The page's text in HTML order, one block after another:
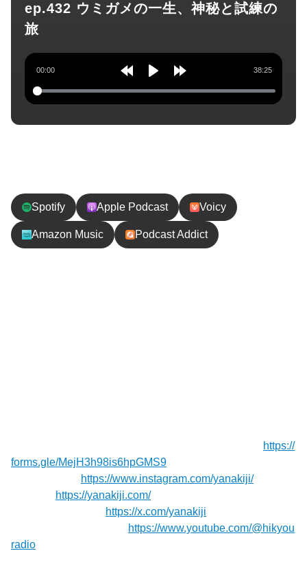
ep.432 ウミガメの一生、神秘と試練の
旅
RewindPlay Forward
00:00 38:25
Spotify Apple Podcast Voicy
Amazon Music Podcast Addict
https://
forms.gle/MejH3h98is6hpGMS9
https://www.instagram.com/yanakiji/
https://yanakiji.com/
https://x.com/yanakiji
https://www.youtube.com/@hikyou
radio